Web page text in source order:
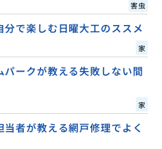
害虫
で楽しむ日曜大工のススメ
家
パークが教える失敗しない間
家
者が教える網戸修理でよく